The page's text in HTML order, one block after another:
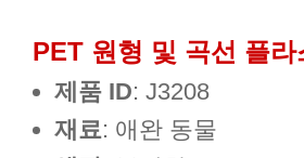
PET 원형 및 곡선 플
제품 ID: J3208
재료: 애완 동물